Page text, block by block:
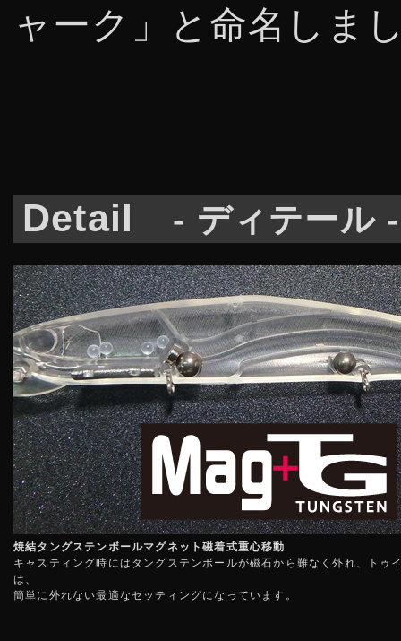
ャーク」と命名しま
Detail - ディテール -
焼結タングステンボールマグネット磁着式重心移動
キャスティング時にはタングステンボールが磁石から難なく外れ、トゥ
は、
簡単に外れない最適なセッティングになっています。